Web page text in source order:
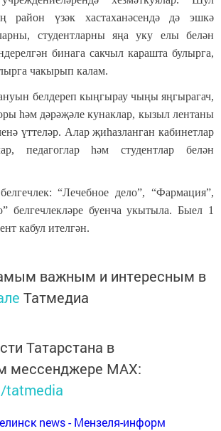
район үзәк хастаханәсендә дә эшкә
студентларны яңа уку елы белән
бинага сакчыл карашта булырга,
чакырып калам.
белдереп кыңгырау чыңы яңгырагач,
һәм дәрәҗәле кунаклар, кызыл лентаны
үттеләр. Алар җиһазланган кабинетлар
педагоглар һәм студентлар белән
“Лечебное дело”, “Фармация”,
белгечлекләре буенча укытыла. Быел 1
кабул ителгән.
важным и интересным в
Татмедиа
Татарстана в
мессенджере MАХ:
tatmedia
news - Мензеля-информ